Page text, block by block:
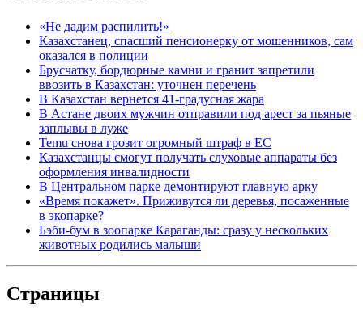
«Не дадим распилить!»
Казахстанец, спасший пенсионерку от мошенников, сам
оказался в полиции
Брусчатку, бордюрные камни и гранит запретили
ввозить в Казахстан: уточнен перечень
В Казахстан вернется 41-градусная жара
В Астане двоих мужчин отправили под арест за пьяные
заплывы в луже
Temu снова грозит огромный штраф в ЕС
Казахстанцы смогут получать слуховые аппараты без
оформления инвалидности
В Центральном парке демонтируют главную арку
«Время покажет». Приживутся ли деревья, посаженные
в экопарке?
Бэби-бум в зоопарке Караганды: сразу у нескольких
животных родились малыши
Страницы